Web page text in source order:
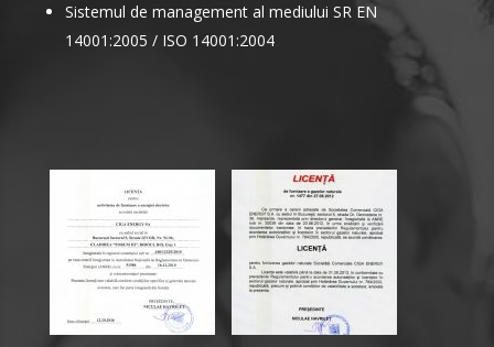
Sistemul de management al mediului SR EN
14001:2005 / ISO 14001:2004